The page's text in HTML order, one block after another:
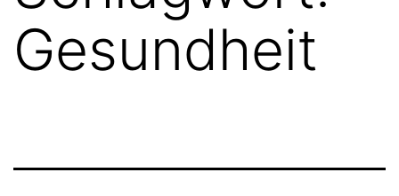
Gesundheit